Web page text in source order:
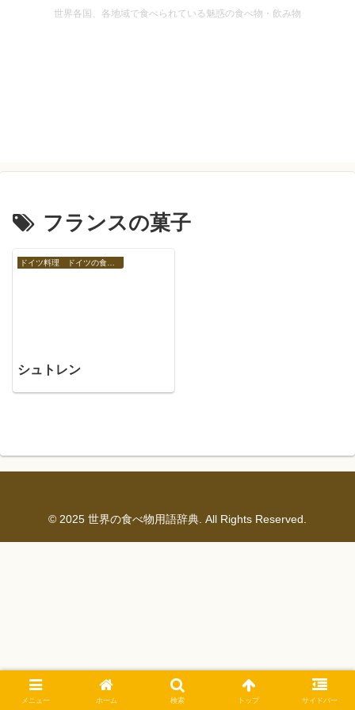
世界各国、各地域で食べられている魅惑の食べ物・飲み物
フランスの菓子
シュトレン
© 2025 世界の食べ物用語辞典. All Rights Reserved.
メニュー ホーム 検索 トップ サイドバー